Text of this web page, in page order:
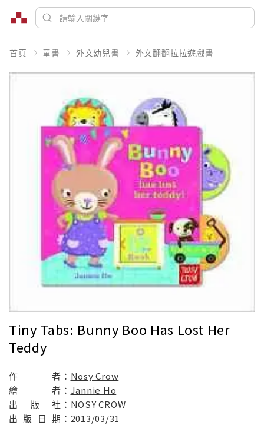
首頁 童書 外文幼兒書 外文翻翻拉拉遊戲書
Tiny Tabs: Bunny Boo Has Lost Her
Teddy
作 者： Nosy Crow
繪
者： Jannie Ho
出
版 社： NOSY CROW
出 版 日 期： 2013/03/31